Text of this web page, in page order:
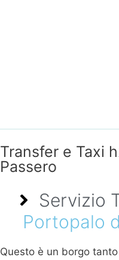
Transfer e Taxi
Passero
Servizio
Portopalo
Questo è un borgo